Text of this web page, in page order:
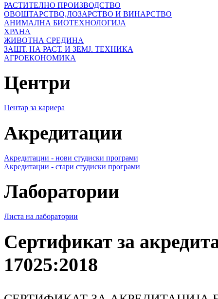
РАСТИТЕЛНО ПРОИЗВОДСТВО
ОВОШТАРСТВО,ЛОЗАРСТВО И ВИНАРСТВО
АНИМАЛНА БИОТЕХНОЛОГИЈА
ХРАНА
ЖИВОТНА СРЕДИНА
ЗАШТ. НА РАСТ. И ЗЕМЈ. ТЕХНИКА
АГРОЕКОНОМИКА
Центри
Центар за кариера
Акредитации
Акредитации - нови студиски програми
Акредитации - стари студиски програми
Лаборатории
Листа на лаборатории
Сертификат за
17025:2018